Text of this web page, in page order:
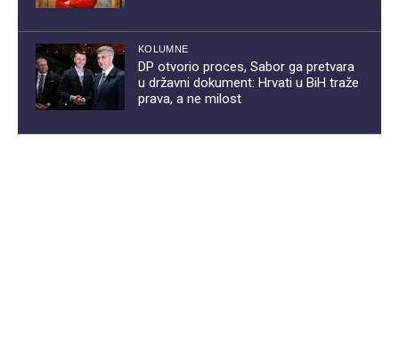
KOLUMNE
DP otvorio proces, Sabor ga pretvara
u državni dokument: Hrvati u BiH traže
prava, a ne milost